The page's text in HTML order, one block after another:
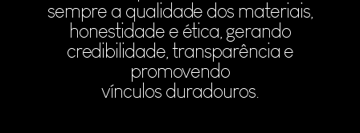
sempre a qualidade dos materiais,
honestidade e ética, gerando
credibilidade, transparência e
promovendo
vínculos duradouros.